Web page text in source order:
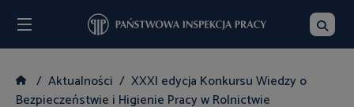
Aktualności
XXXI edycja Konkursu Wiedzy o
Bezpieczeństwie i Higienie Pracy w Rolnictwie
Szukaj